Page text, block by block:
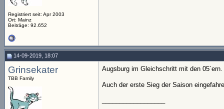
Registriert seit: Apr 2003
Ort: Mainz
Beiträge: 92.652
14-09-2019, 18:07
Grinsekater
TBB Family
Augsburg im Gleichschritt mit den 05´ern.
Auch der erste Sieg der Saison